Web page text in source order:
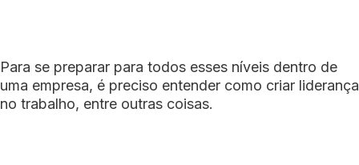
Para se preparar para todos esses níveis dentro de
uma empresa, é preciso entender como criar liderança
no trabalho, entre outras coisas.